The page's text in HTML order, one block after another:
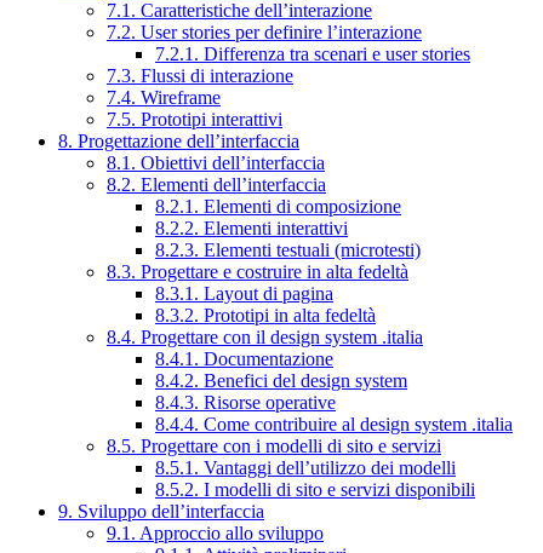
7.1. Caratteristiche dell’interazione
7.2. User stories per definire l’interazione
7.2.1. Differenza tra scenari e user stories
7.3. Flussi di interazione
7.4. Wireframe
7.5. Prototipi interattivi
8. Progettazione dell’interfaccia
8.1. Obiettivi dell’interfaccia
8.2. Elementi dell’interfaccia
8.2.1. Elementi di composizione
8.2.2. Elementi interattivi
8.2.3. Elementi testuali (microtesti)
8.3. Progettare e costruire in alta fedeltà
8.3.1. Layout di pagina
8.3.2. Prototipi in alta fedeltà
8.4. Progettare con il design system .italia
8.4.1. Documentazione
8.4.2. Benefici del design system
8.4.3. Risorse operative
8.4.4. Come contribuire al design system .italia
8.5. Progettare con i modelli di sito e servizi
8.5.1. Vantaggi dell’utilizzo dei modelli
8.5.2. I modelli di sito e servizi disponibili
9. Sviluppo dell’interfaccia
9.1. Approccio allo sviluppo